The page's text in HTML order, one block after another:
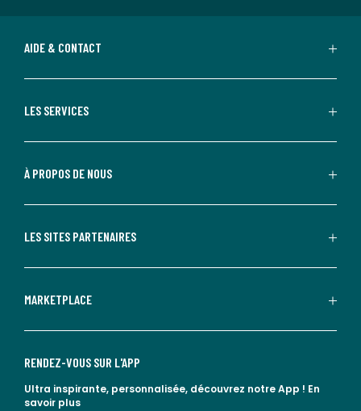
AIDE & CONTACT
LES SERVICES
À PROPOS DE NOUS
LES SITES PARTENAIRES
MARKETPLACE
RENDEZ-VOUS SUR L'APP
Ultra inspirante, personnalisée, découvrez notre App ! En
savoir plus